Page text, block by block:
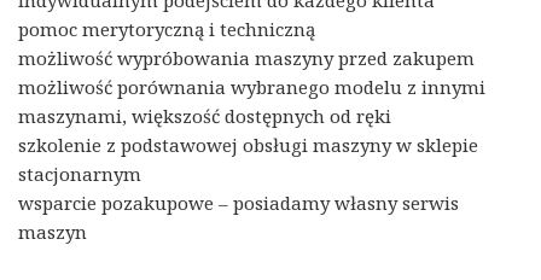
pomoc merytoryczną i techniczną
możliwość wypróbowania maszyny przed zakupem
możliwość porównania wybranego modelu z innymi
maszynami, większość dostępnych od ręki
szkolenie z podstawowej obsługi maszyny w sklepie
stacjonarnym
wsparcie pozakupowe – posiadamy własny serwis
maszyn